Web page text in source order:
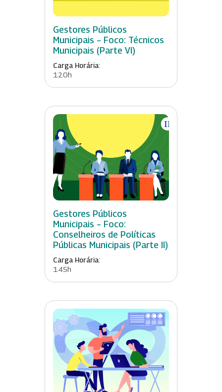
Gestores Públicos
Municipais – Foco: Técnicos
Municipais (Parte VI)
Carga Horária:
120h
Gestores Públicos
Municipais – Foco:
Conselheiros de Políticas
Públicas Municipais (Parte II)
Carga Horária:
145h